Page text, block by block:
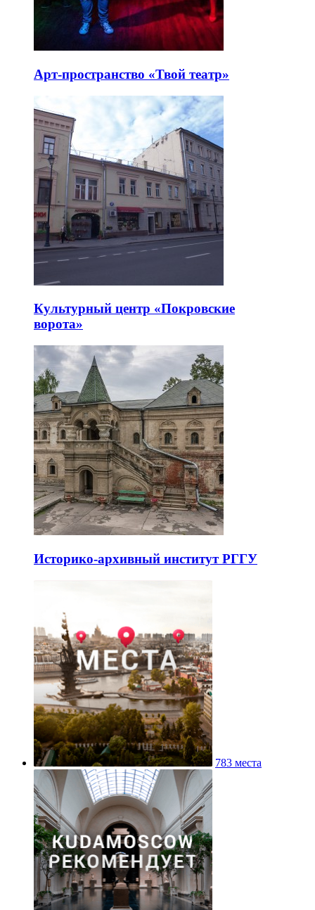
Арт-пространство «Твой театр»
Культурный центр «Покровские
ворота»
Историко-архивный институт РГГУ
783 места